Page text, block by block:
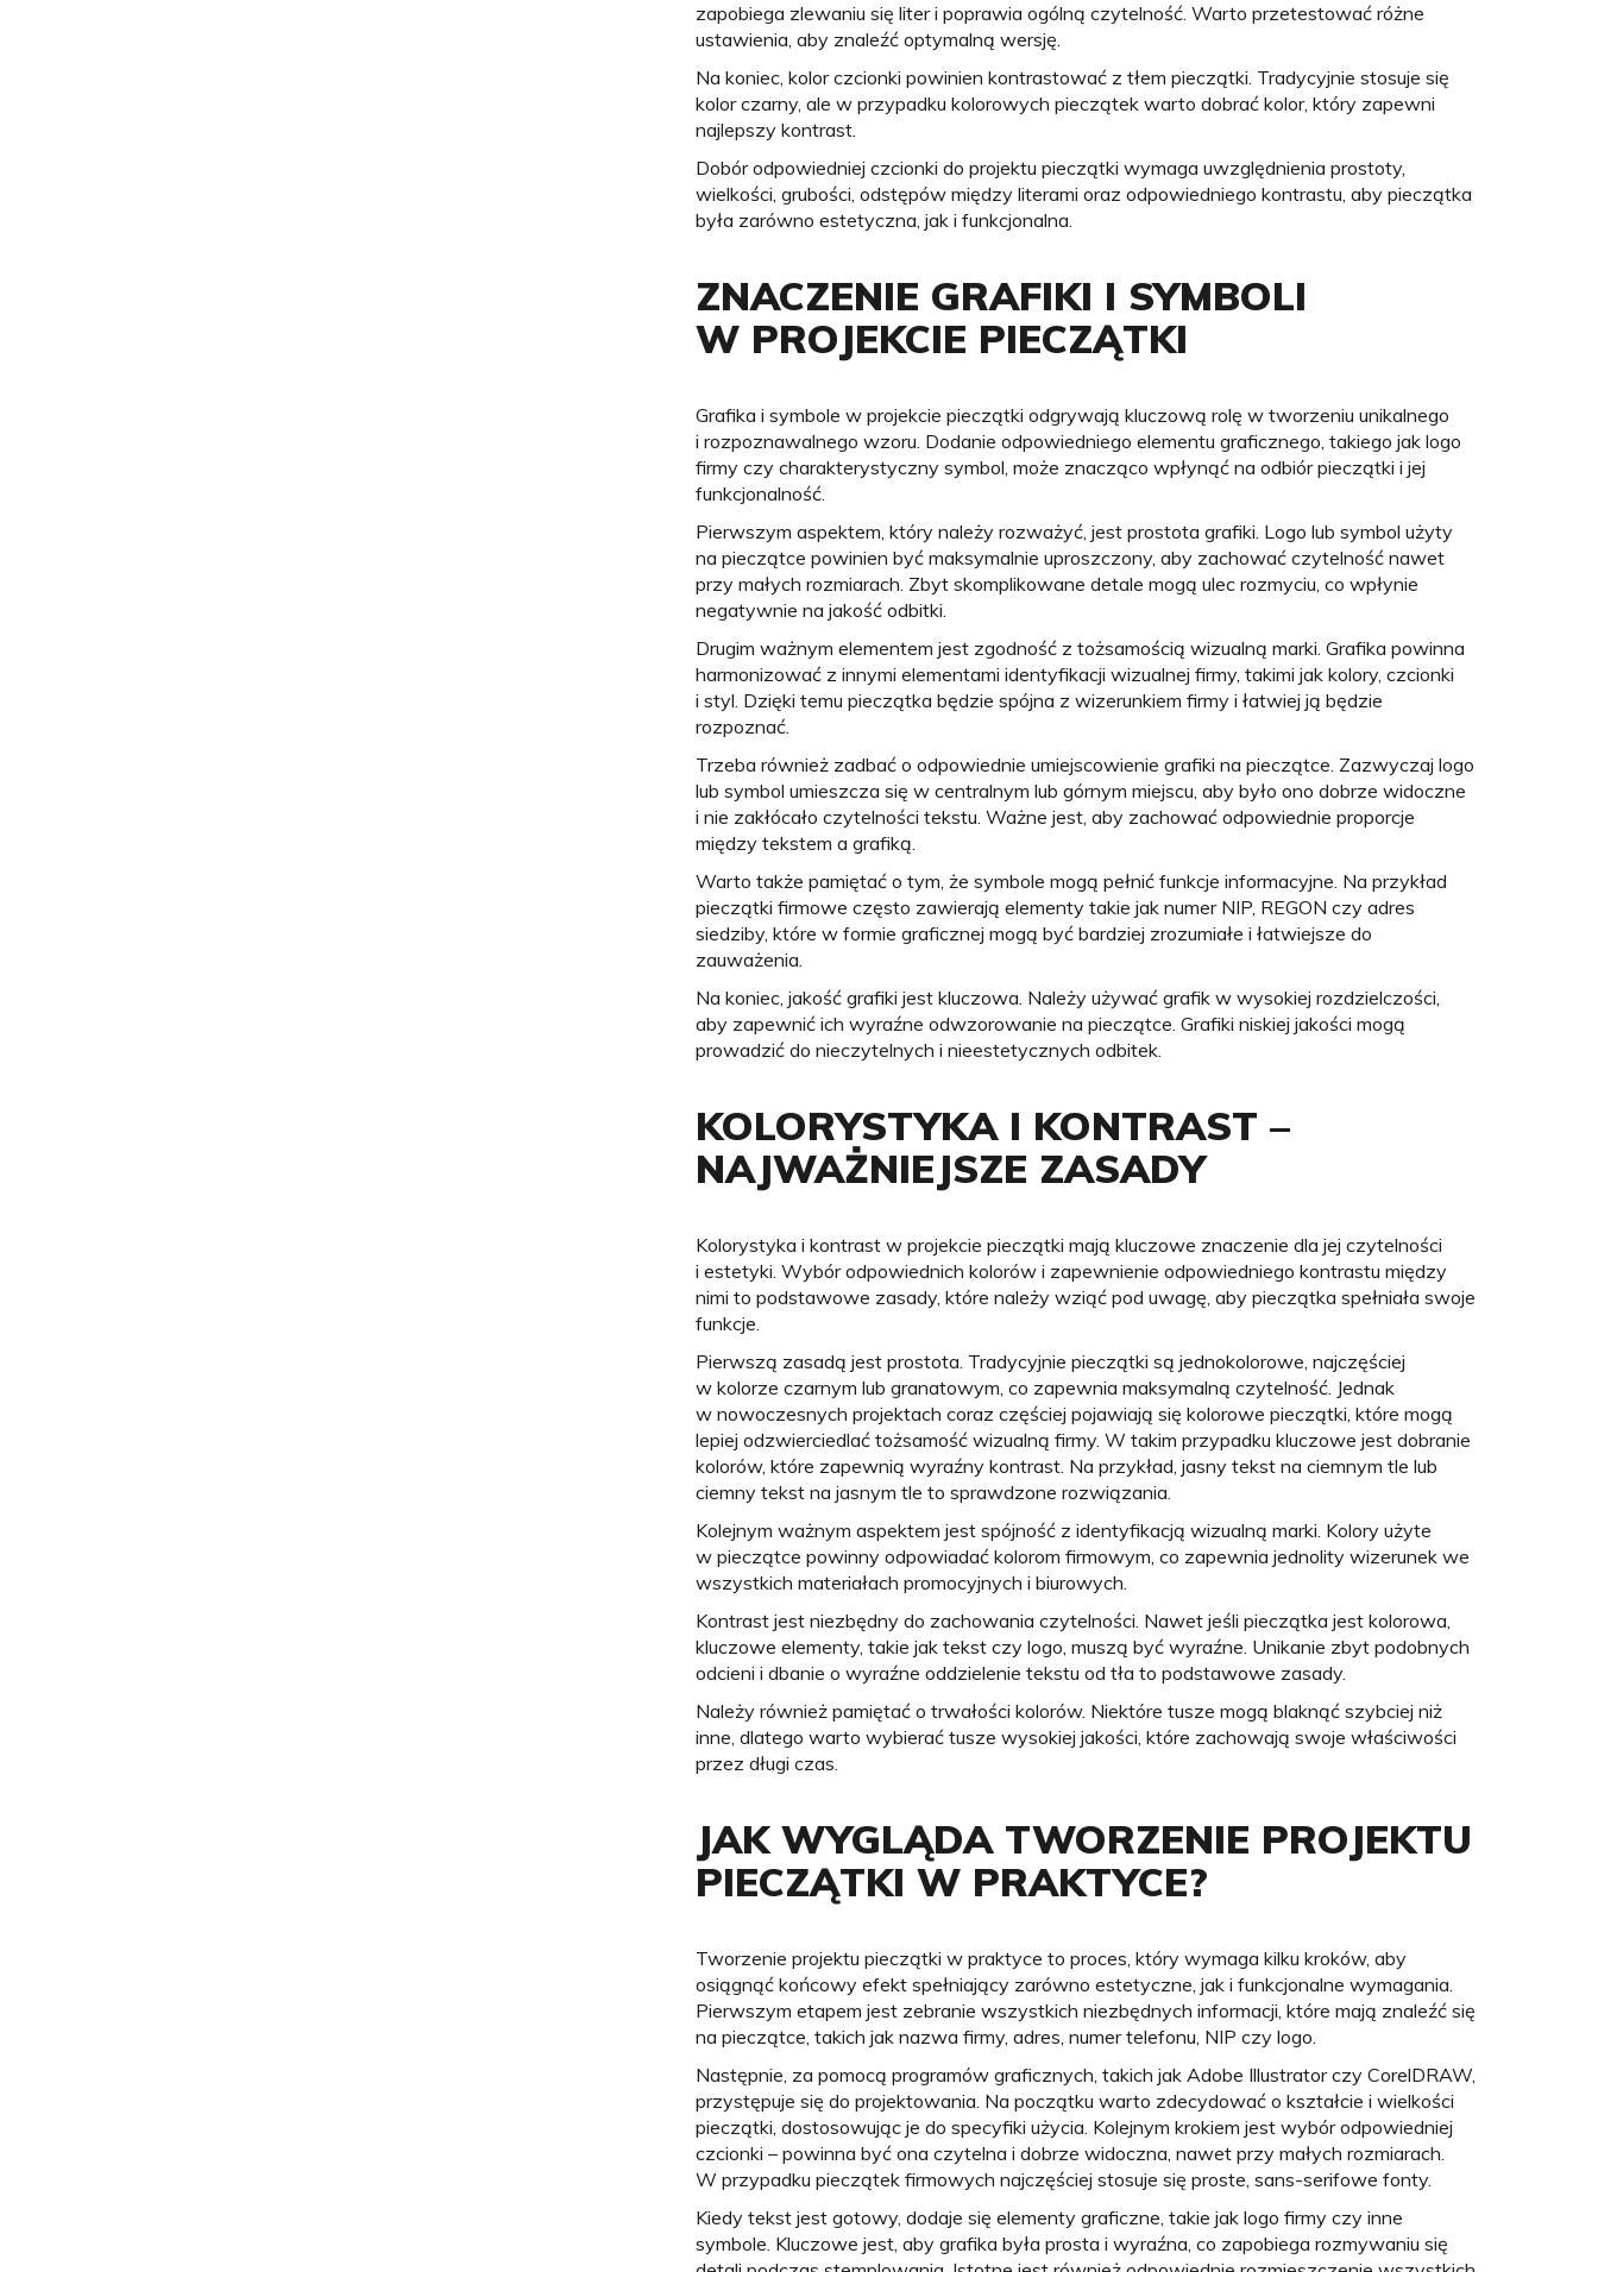
zapobiega zlewaniu się liter i poprawia ogólną czytelność. Warto przetestować różne
ustawienia, aby znaleźć optymalną wersję.
Na koniec, kolor czcionki powinien kontrastować z tłem pieczątki. Tradycyjnie stosuje się
kolor czarny, ale w przypadku kolorowych pieczątek warto dobrać kolor, który zapewni
najlepszy kontrast.
Dobór odpowiedniej czcionki do projektu pieczątki wymaga uwzględnienia prostoty,
wielkości, grubości, odstępów między literami oraz odpowiedniego kontrastu, aby pieczątka
była zarówno estetyczna, jak i funkcjonalna.
ZNACZENIE GRAFIKI I SYMBOLI
W PROJEKCIE PIECZĄTKI
Grafika i symbole w projekcie pieczątki odgrywają kluczową rolę w tworzeniu unikalnego
i rozpoznawalnego wzoru. Dodanie odpowiedniego elementu graficznego, takiego jak logo
firmy czy charakterystyczny symbol, może znacząco wpłynąć na odbiór pieczątki i jej
funkcjonalność.
Pierwszym aspektem, który należy rozważyć, jest prostota grafiki. Logo lub symbol użyty
na pieczątce powinien być maksymalnie uproszczony, aby zachować czytelność nawet
przy małych rozmiarach. Zbyt skomplikowane detale mogą ulec rozmyciu, co wpłynie
negatywnie na jakość odbitki.
Drugim ważnym elementem jest zgodność z tożsamością wizualną marki. Grafika powinna
harmonizować z innymi elementami identyfikacji wizualnej firmy, takimi jak kolory, czcionki
i styl. Dzięki temu pieczątka będzie spójna z wizerunkiem firmy i łatwiej ją będzie
rozpoznać.
Trzeba również zadbać o odpowiednie umiejscowienie grafiki na pieczątce. Zazwyczaj logo
lub symbol umieszcza się w centralnym lub górnym miejscu, aby było ono dobrze widoczne
i nie zakłócało czytelności tekstu. Ważne jest, aby zachować odpowiednie proporcje
między tekstem a grafiką.
Warto także pamiętać o tym, że symbole mogą pełnić funkcje informacyjne. Na przykład
pieczątki firmowe często zawierają elementy takie jak numer NIP, REGON czy adres
siedziby, które w formie graficznej mogą być bardziej zrozumiałe i łatwiejsze do
zauważenia.
Na koniec, jakość grafiki jest kluczowa. Należy używać grafik w wysokiej rozdzielczości,
aby zapewnić ich wyraźne odwzorowanie na pieczątce. Grafiki niskiej jakości mogą
prowadzić do nieczytelnych i nieestetycznych odbitek.
KOLORYSTYKA I KONTRAST –
NAJWAŻNIEJSZE ZASADY
Kolorystyka i kontrast w projekcie pieczątki mają kluczowe znaczenie dla jej czytelności
i estetyki. Wybór odpowiednich kolorów i zapewnienie odpowiedniego kontrastu między
nimi to podstawowe zasady, które należy wziąć pod uwagę, aby pieczątka spełniała swoje
funkcje.
Pierwszą zasadą jest prostota. Tradycyjnie pieczątki są jednokolorowe, najczęściej
w kolorze czarnym lub granatowym, co zapewnia maksymalną czytelność. Jednak
w nowoczesnych projektach coraz częściej pojawiają się kolorowe pieczątki, które mogą
lepiej odzwierciedlać tożsamość wizualną firmy. W takim przypadku kluczowe jest dobranie
kolorów, które zapewnią wyraźny kontrast. Na przykład, jasny tekst na ciemnym tle lub
ciemny tekst na jasnym tle to sprawdzone rozwiązania.
Kolejnym ważnym aspektem jest spójność z identyfikacją wizualną marki. Kolory użyte
w pieczątce powinny odpowiadać kolorom firmowym, co zapewnia jednolity wizerunek we
wszystkich materiałach promocyjnych i biurowych.
Kontrast jest niezbędny do zachowania czytelności. Nawet jeśli pieczątka jest kolorowa,
kluczowe elementy, takie jak tekst czy logo, muszą być wyraźne. Unikanie zbyt podobnych
odcieni i dbanie o wyraźne oddzielenie tekstu od tła to podstawowe zasady.
Należy również pamiętać o trwałości kolorów. Niektóre tusze mogą blaknąć szybciej niż
inne, dlatego warto wybierać tusze wysokiej jakości, które zachowają swoje właściwości
przez długi czas.
JAK WYGLĄDA TWORZENIE PROJEKTU
PIECZĄTKI W PRAKTYCE?
Tworzenie projektu pieczątki w praktyce to proces, który wymaga kilku kroków, aby
osiągnąć końcowy efekt spełniający zarówno estetyczne, jak i funkcjonalne wymagania.
Pierwszym etapem jest zebranie wszystkich niezbędnych informacji, które mają znaleźć się
na pieczątce, takich jak nazwa firmy, adres, numer telefonu, NIP czy logo.
Następnie, za pomocą programów graficznych, takich jak Adobe Illustrator czy CorelDRAW,
przystępuje się do projektowania. Na początku warto zdecydować o kształcie i wielkości
pieczątki, dostosowując je do specyfiki użycia. Kolejnym krokiem jest wybór odpowiedniej
czcionki – powinna być ona czytelna i dobrze widoczna, nawet przy małych rozmiarach.
W przypadku pieczątek firmowych najczęściej stosuje się proste, sans-serifowe fonty.
Kiedy tekst jest gotowy, dodaje się elementy graficzne, takie jak logo firmy czy inne
symbole. Kluczowe jest, aby grafika była prosta i wyraźna, co zapobiega rozmywaniu się